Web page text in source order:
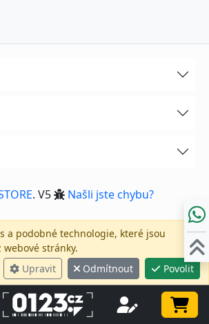
. V5 Našli jste chybu?
a podobné technologie, které jsou
stránky.
Upravit
Odmítnout Povolit